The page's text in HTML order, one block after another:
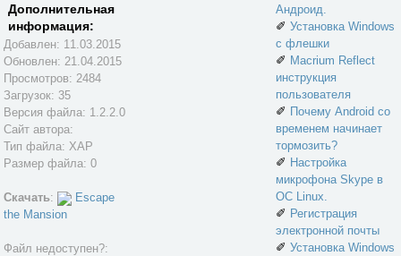
Дополнительная
информация:
Добавлен: 11.03.2015
Обновлен: 21.04.2015
Просмотров: 2484
Загрузок: 35
Версия файла: 1.2.2.0
Сайт автора:
Тип файла: XAP
Размер файла: 0
Скачать:
Escape
the Mansion
Файл недоступен?:
Андроид.
✐ Установка Windows
с флешки
✐ Macrium Reflect
инструкция
пользователя
✐ Почему Android со
временем начинает
тормозить?
✐ Настройка
микрофона Skype в
ОС Linux.
✐ Регистрация
электронной почты
✐ Установка Windows